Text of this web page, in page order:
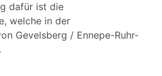
dafür ist die
welche in der
Gevelsberg / Ennepe-Ruhr-